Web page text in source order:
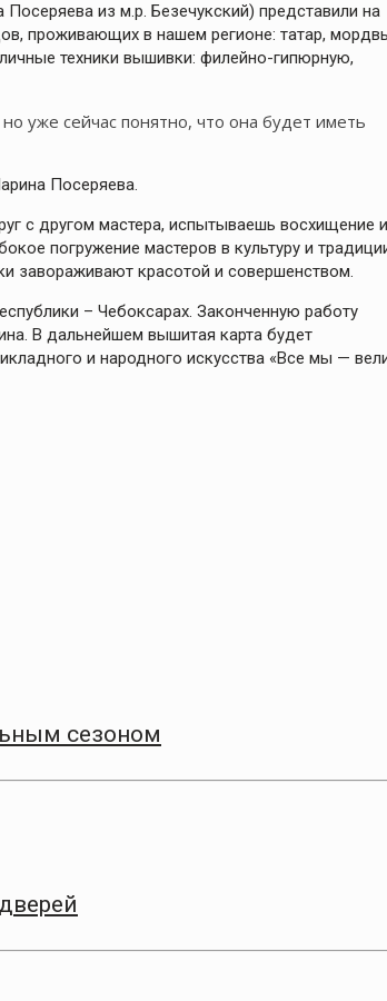
из м.р. Безечукский) представили на
проживающих в нашем регионе: татар,
техники вышивки: филейно-гипюрную,
уже сейчас понятно, что она будет иметь
Посеряева.
с другом мастера, испытываешь восхищение и
погружение мастеров в культуру и
завораживают красотой и совершенством.
– Чебоксарах. Законченную работу
В дальнейшем вышитая карта будет
и народного искусства «Все мы —
сезоном